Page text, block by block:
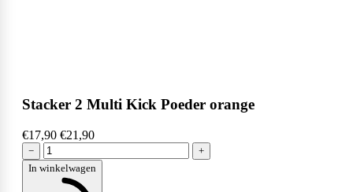
Stacker 2 Multi Kick Poeder orange
€17,90 €21,90
−
+
In winkelwagen